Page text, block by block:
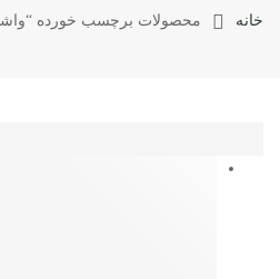
خانه محصولات برچسب خورده